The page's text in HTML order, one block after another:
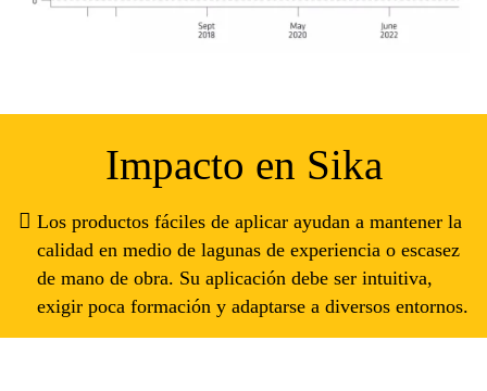
Impacto en Sika
Los productos fáciles de aplicar ayudan a mantener la
calidad en medio de lagunas de experiencia o escasez
de mano de obra. Su aplicación debe ser intuitiva,
exigir poca formación y adaptarse a diversos entornos.